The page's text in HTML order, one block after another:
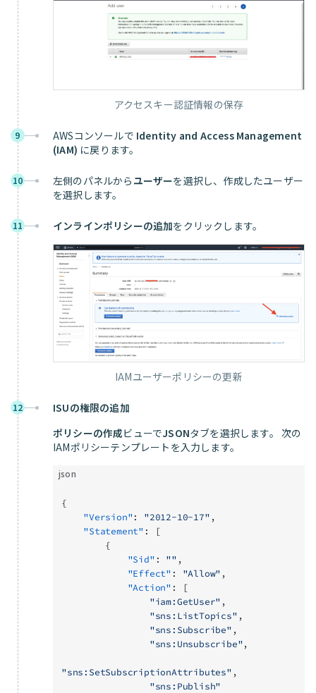
アクセスキー認証情報の保存
9 AWSコンソールで Identity and Access Management
(IAM) に戻ります。
10 左側のパネルから ユーザーを選択し、作成したユーザー
を選択します。
11 インラインポリシーの追加をクリックします。
IAMユーザーポリシーの更新
12
ISUの権限の追加
ポリシーの作成ビューでJSONタブを選択します。 次の
IAMポリシーテンプレートを入力します。
json
{
    "Version"
: "2012-10-17" ,
    "Statement"
: [
        {
            "Sid"
: "" ,
            "Effect"
: "Allow" ,
            "Action"
: [
                "iam:GetUser"
,
                "sns:ListTopics"
,
                "sns:Subscribe"
,
                "sns:Unsubscribe"
,
"sns:SetSubscriptionAttributes" ,
                "sns:Publish"